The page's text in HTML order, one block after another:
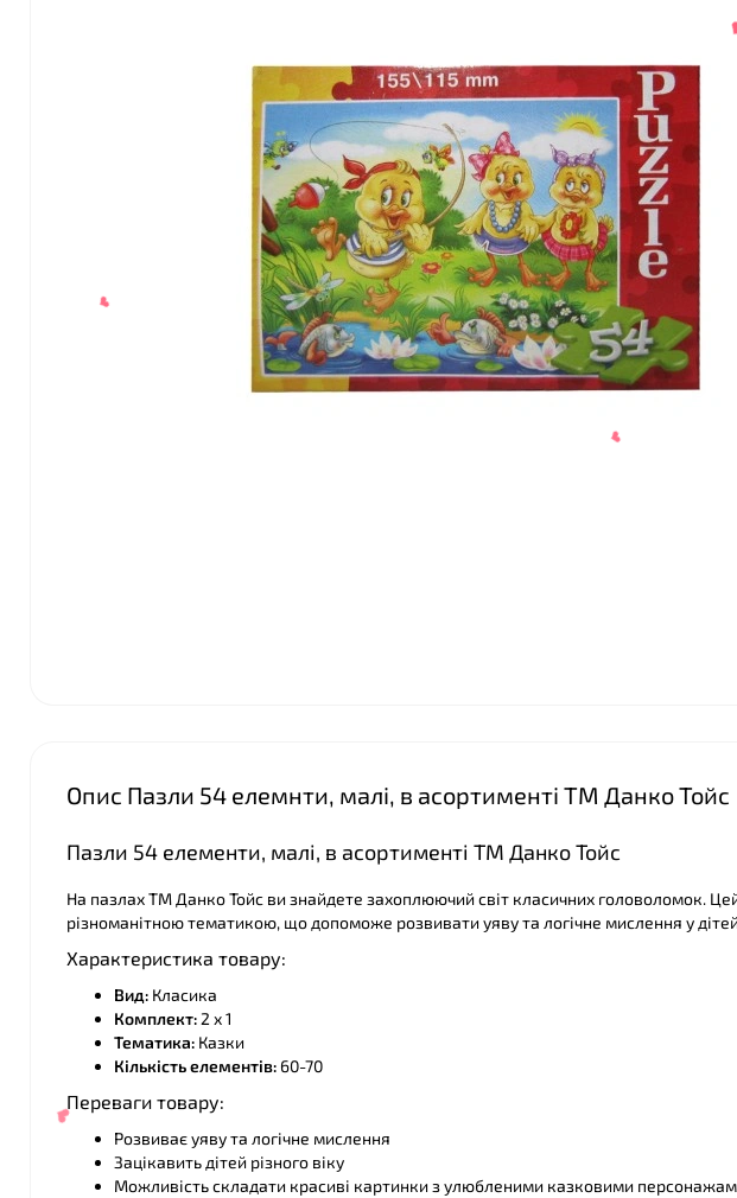
Опис Пазли 54 елемнти, малі, в асортименті ТМ Данко Тойс
Пазли 54 елементи, малі, в асортименті ТМ Данко Тойс
На пазлах ТМ Данко Тойс ви знайдете захоплюючий світ класичних головоломок.
різноманітною тематикою, що допоможе розвивати уяву та логічне мислення у
Характеристика товару:
Вид: Класика
Комплект: 2 х 1
Тематика: Казки
Кількість елементів: 60-70
Переваги товару:
Розвиває уяву та логічне мислення
Зацікавить дітей різного віку
Можливість складати красиві картинки з улюбленими казковими